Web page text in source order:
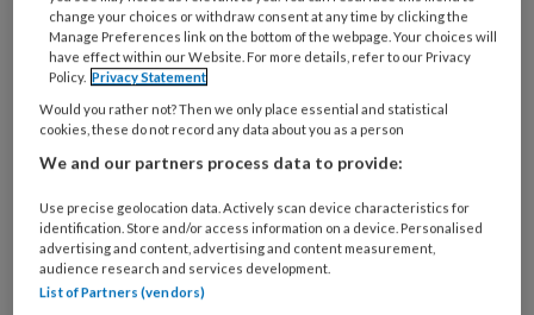
hebben Rutgers (Expertisecentrum
seksualiteit) en Spirit (jeugdzorg organisatie
Amsterdam, sinds juli 2020 gefuseerd met de
Bascule, academisch centrum voor kinder- en
jeugdpsychiatrie, tot Levvel) hiervoor een
vragenlijst ontwikkeld en als ‘LHBTI+
Organisatiescan’ afgenomen onder alle
medewerkers, van receptionisten, tot ICT
medewerkers, hulpverleners en directie. Met
de aanbevelingen uit deze scan is Spirit aan de
change your choices or withdraw consent at any time by clicking the
Manage Preferences link on the bottom of the webpage. Your choices will
have effect within our Website. For more details, refer to our Privacy
Policy. Privacy Statement
Would you rather not? Then we only place essential and statistical
cookies, these do not record any data about you as a person
We and our partners process data to provide:
Use precise geolocation data. Actively scan device characteristics for
identification. Store and/or access information on a device. Personalised
advertising and content, advertising and content measurement,
audience research and services development.
List of Partners (vendors)